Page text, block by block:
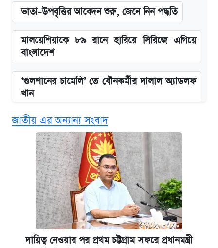
ভাতা-উপবৃত্তির আবেদন শুরু, জেনে নিন পদ্ধতি
মালয়েশিয়াকে ৮৯ রানে হারিয়ে সিরিজে এগিয়ে
বাংলাদেশ
‘গুলশানের চামেলি’ তে যৌনকর্মীর দালাল অ্যাডলফ
খান
এক ক্লিকে জেনে নিন আইফোন ১৮ প্রো ম্যাক্সের
দাম ও ফিচার
কবে শুরু হচ্ছে ঢাবির ভর্তি আবেদন, জানাল কর্তৃপক্ষ
নবম জাতীয় পে-স্কেল নিয়ে সর্বশেষ যা জানা গেল
আজকের বাজারে স্বর্ণ-রুপার দাম (৫ আগস্ট)
জাতীয় এর অন্যান্য সংবাদ
দায়িত্ব নেওয়ার পর প্রথম চট্টগ্রাম সফরে প্রধানমন্ত্রী